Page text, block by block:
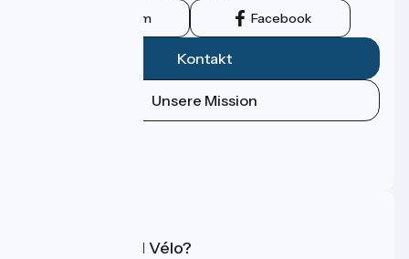
Instagram Facebook
Kontakt
Unsere Mission
Was ist Accueil Vélo?